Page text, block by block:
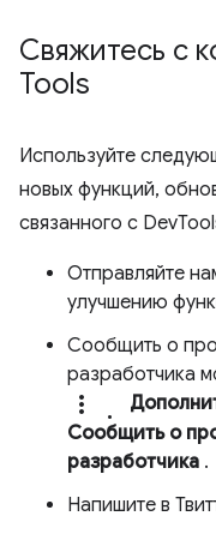
Свяжитесь с
Tools
Используйте
новых функций,
связанного с
Отправляйте
улучшению
Сообщить о
разработчика
more_vert.
Сообщить о
разработчика .
Напишите в